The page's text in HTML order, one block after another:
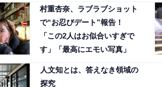
村重杏奈、ラブラブショット
で“お忍びデート”報告！
「この2人はお似合いすぎで
す」「最高にエモい写真」
人文知とは、答えなき領域の
探究